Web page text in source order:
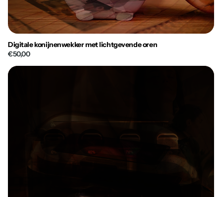
Digitale konijnenwekker met lichtgevende oren
€50,00